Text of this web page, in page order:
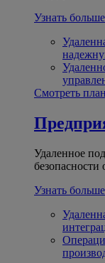
Узнать больше
Смотреть
Удаленное
безопасности
Узнать больше